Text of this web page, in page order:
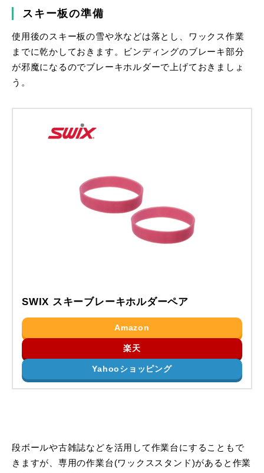
スキー板の準備
使用後のスキー板の雪や氷などは落とし、ワックス作業
までに乾かしておきます。ビンディングのブレーキ部分
が邪魔になるのでブレーキホルダーで上げておきましょ
う。
SWIX スキーブレーキホルダーペア
Amazon
楽天
Yahooショッピング
段ボールや古雑誌などを活用して作業台にすることもで
きますが、専用の作業台(ワックススタンド)があると作業